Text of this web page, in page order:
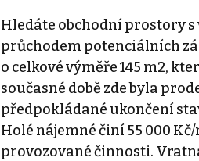
Hledáte obchodní prostory
průchodem potenciálních
o celkové výměře 145 m2,
současné době zde byla
předpokládané ukončení
Holé nájemné činí 55 000
provozované činnosti.